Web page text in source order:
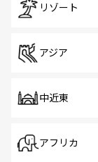
リゾート
アジア
中近東
アフリカ